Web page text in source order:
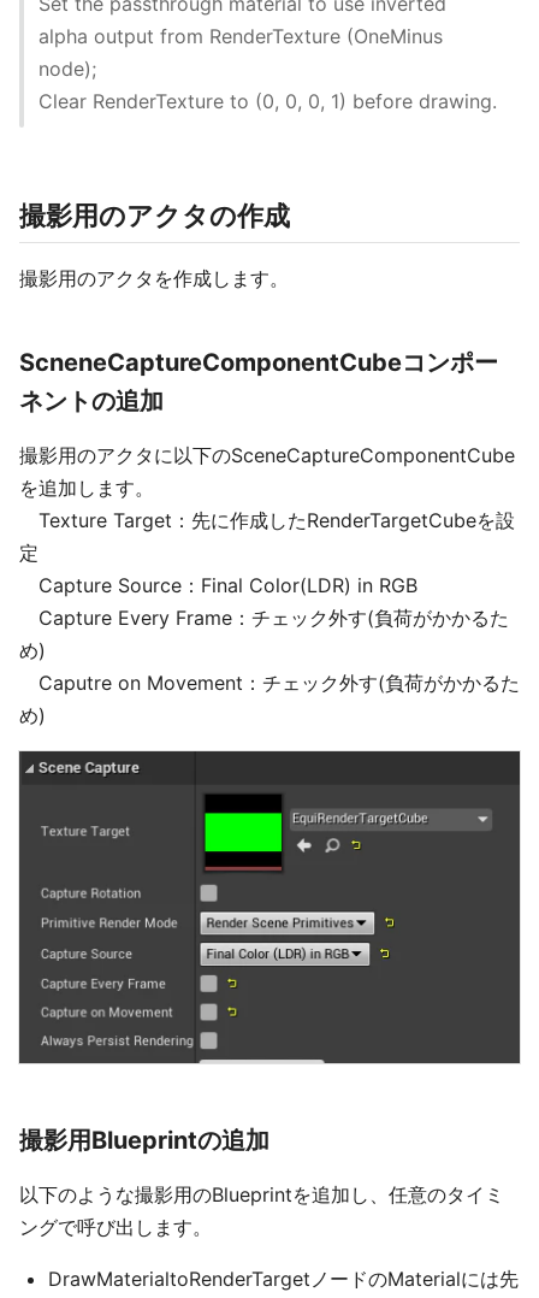
alpha output from RenderTexture (OneMinus
node);
Clear RenderTexture to (0, 0, 0, 1) before drawing.
撮影用のアクタの作成
撮影用のアクタを作成します。
ScneneCaptureComponentCubeコンポー
ネントの追加
撮影用のアクタに以下のSceneCaptureComponentCube
を追加します。
Texture Target：先に作成したRenderTargetCubeを設
定
Capture Source：Final Color(LDR) in RGB
Capture Every Frame：チェック外す(負荷がかかるた
め)
Caputre on Movement：チェック外す(負荷がかかるた
め)
撮影用Blueprintの追加
以下のような撮影用のBlueprintを追加し、任意のタイミ
ングで呼び出します。
DrawMaterialtoRenderTargetノードのMaterialには先